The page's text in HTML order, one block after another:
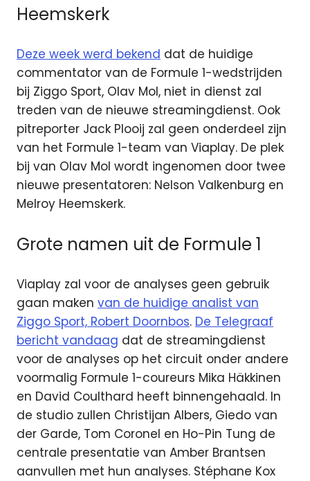
Heemskerk
Deze week werd bekend dat de huidige
commentator van de Formule 1-wedstrijden
bij Ziggo Sport, Olav Mol, niet in dienst zal
treden van de nieuwe streamingdienst. Ook
pitreporter Jack Plooij zal geen onderdeel zijn
van het Formule 1-team van Viaplay. De plek
bij van Olav Mol wordt ingenomen door twee
nieuwe presentatoren: Nelson Valkenburg en
Melroy Heemskerk.
Grote namen uit de Formule 1
Viaplay zal voor de analyses geen gebruik
gaan maken van de huidige analist van
Ziggo Sport, Robert Doornbos. De Telegraaf
bericht vandaag dat de streamingdienst
voor de analyses op het circuit onder andere
voormalig Formule 1-coureurs Mika Häkkinen
en David Coulthard heeft binnengehaald. In
de studio zullen Christijan Albers, Giedo van
der Garde, Tom Coronel en Ho-Pin Tung de
centrale presentatie van Amber Brantsen
aanvullen met hun analyses. Stéphane Kox